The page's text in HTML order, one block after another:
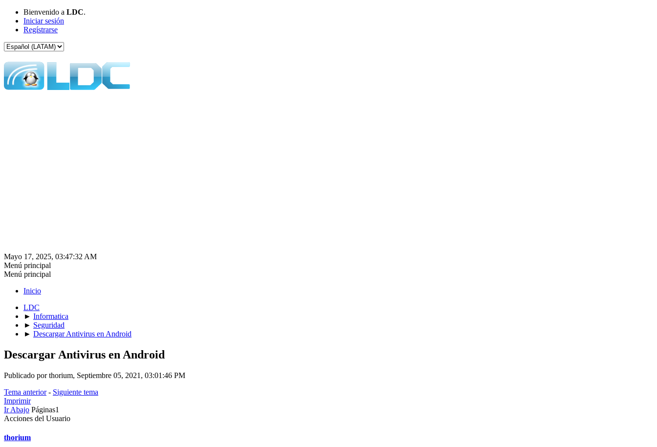
Bienvenido a LDC.
Iniciar sesión
Regístrarse
Mayo 17, 2025, 03:47:32 AM
Menú principal
Menú principal
Inicio
LDC
► Informatica
► Seguridad
► Descargar Antivirus en Android
Descargar Antivirus en Android
Publicado por thorium, Septiembre 05, 2021, 03:01:46 PM
Tema anterior- Siguiente tema
Imprimir
Ir Abajo Páginas1
Acciones del Usuario
thorium